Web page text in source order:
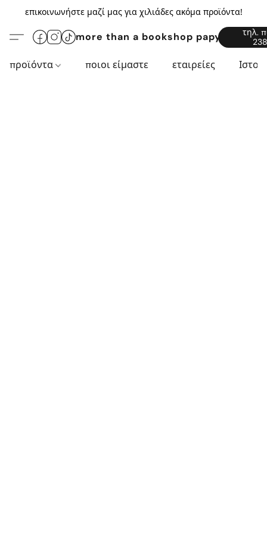
επικοινωνήστε μαζί μας για χιλιάδες ακόμα προϊόντα!
more than a bookshop
τηλ.
προϊόντα ποιοι είμαστε εταιρείες